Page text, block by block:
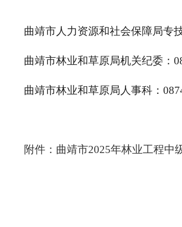
曲靖市人力资源和社会保障局专
曲靖市林业和草原局机关纪委：
曲靖市林业和草原局人事科：
附件：曲靖市2025年林业工程中